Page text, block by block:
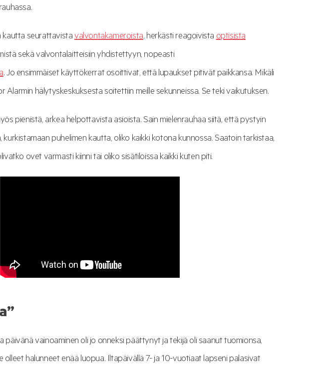
kautta seurattavista valvontakameroista, herkästi reagoivistaoptisista
sekä valvontalaitteisiin yhdistettyyn, nopeasti
. Jo ensimmäiset käyttökerrat osoittivat, että lupaukset pitivät paikkansa. Mikäli
Alarmin hälytyskeskuksesta soitettiin meille sekunneissa. Se teki vaikutuksen.
pienistä, arkea helpottavista asioista. Sain mielenrauhaa siitä, että pystyin
kurkistamaan puhelimen kautta, oliko kaikki kotona kunnossa. Saatoin tarkistaa,
ovet varmasti kiinni tai oliko sisätiloissa kaikki kuten piti.
päivänä vainoaminen oli jo onneksi päättynyt ja tekijä oli saanut tuomionsa,
olleet halunneet enää luopua. Iltapäivällä 7- ja 10-vuotiaat lapseni palasivat